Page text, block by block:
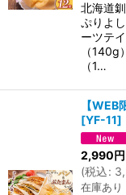
北海道
ぷりよ
ーツテ
（
（1…
【
[YF-11]
2,990円
(税込:
在庫あり